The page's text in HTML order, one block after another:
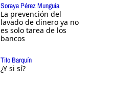
Soraya Pérez Munguía
La prevención del
lavado de dinero ya no
es solo tarea de los
bancos
Tito Barquín
¿Y si sí?